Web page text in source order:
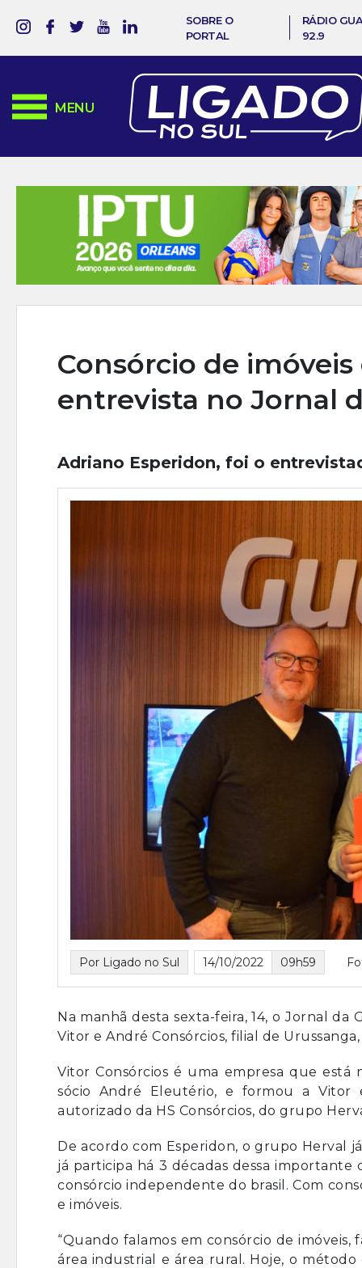
SOBRE O
PORTAL
RÁDIO
92.9
MENU
Consórcio de
entrevista no Jornal
Adriano Esperidon, foi o
Por Ligado no Sul 14/10/2022 09h59
Na manhã desta sexta-feira, 14, o Jornal
Vitor e André Consórcios, filial de
Vitor Consórcios é uma empresa que está
sócio André Eleutério, e formou a Vitor
autorizado da HS Consórcios, do grupo
De acordo com Esperidon, o grupo Herval
já participa há 3 décadas dessa
consórcio independente do brasil. Com
e imóveis.
“Quando falamos em consórcio de imóveis,
área industrial e área rural. Hoje, o